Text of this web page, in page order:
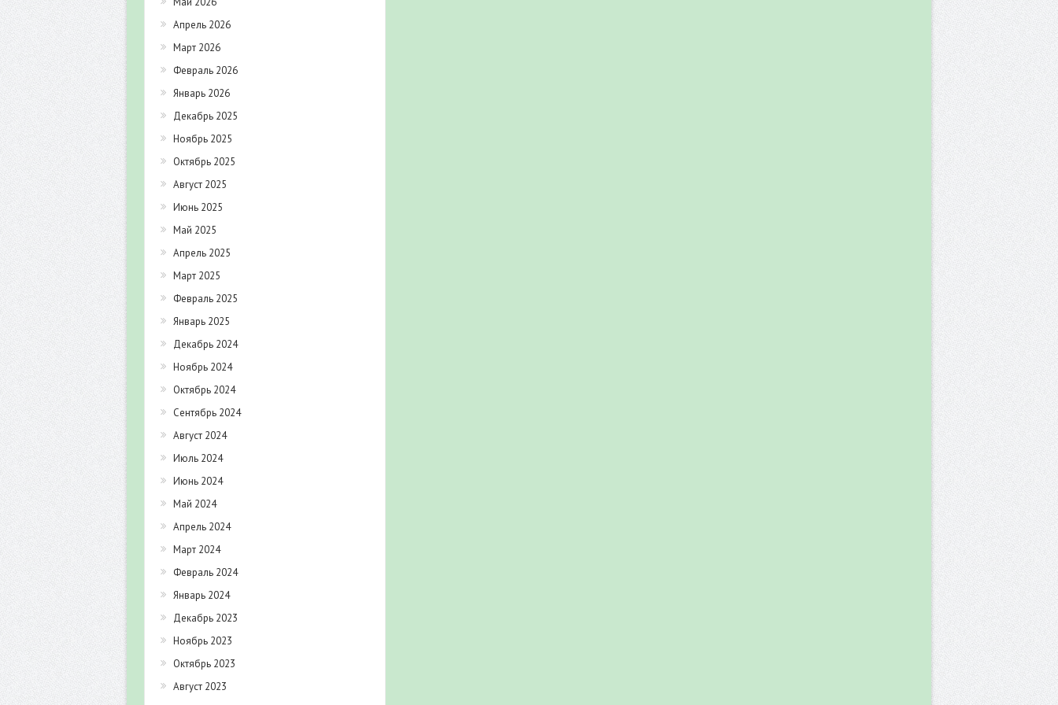
Апрель 2026
Март 2026
Февраль 2026
Январь 2026
Декабрь 2025
Ноябрь 2025
Октябрь 2025
Август 2025
Июнь 2025
Май 2025
Апрель 2025
Март 2025
Февраль 2025
Январь 2025
Декабрь 2024
Ноябрь 2024
Октябрь 2024
Сентябрь 2024
Август 2024
Июль 2024
Июнь 2024
Май 2024
Апрель 2024
Март 2024
Февраль 2024
Январь 2024
Декабрь 2023
Ноябрь 2023
Октябрь 2023
Август 2023